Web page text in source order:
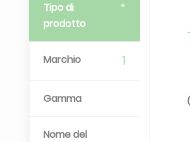
Tipo di
prodotto
Marchio 1
Gamma
Nome del